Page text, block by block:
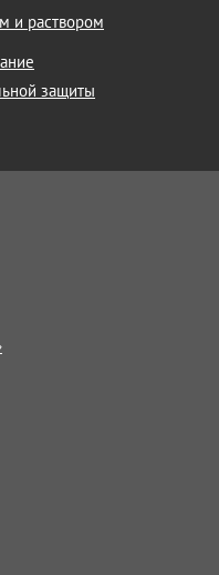
и раствором
защиты